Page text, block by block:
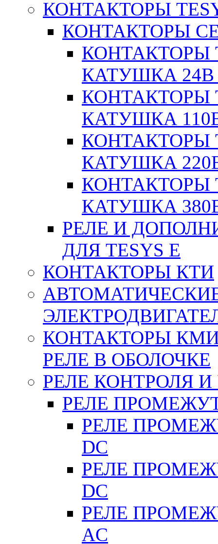
КОНТАКТОРЫ
КОНТАКТОРЫ
КОНТАКТОРЫ
КАТУШКА 24В
КОНТАКТОРЫ
КАТУШКА
КОНТАКТОРЫ
КАТУШКА
КОНТАКТОРЫ
КАТУШКА
РЕЛЕ И
ДЛЯ TESYS E
КОНТАКТОРЫ КТИ
КОНТАКТОРЫ
РЕЛЕ В ОБОЛОЧКЕ
РЕЛЕ КОНТРОЛЯ
РЕЛЕ
РЕЛЕ
DC
РЕЛЕ
DC
РЕЛЕ
АC